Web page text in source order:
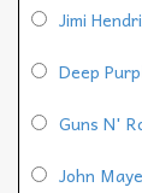
Jimi
Deep
Guns N'
John